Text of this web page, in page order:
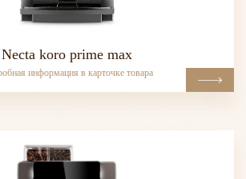
Necta koro prime max
информация в карточке товара